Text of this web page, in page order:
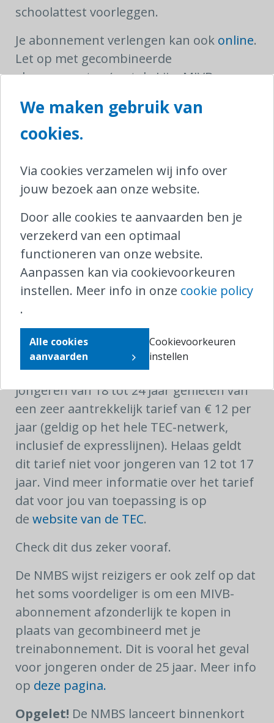
schoolattest voorleggen.
Je abonnement verlengen kan ook online.
Let op met gecombineerde
abonnementen (met de Lijn, MIVB en
voor de gewenste aanvangsdatum
vernieuwd worden. Een NMBS-
Multi moet je online ten laatste 10 dagen
op voorhand verlengen.
Een gecombineerd abonnement is echter
niet altijd de voordeligste oplossing. Zo
komen sommige Vlaamse gemeenten
tussen in de kost van een
busabonnement voor hun inwoners
biedt De Lijn ook nogandere
kortingenaan.
Bij de vervoersmaatschappij TEC kunnen
jongeren van 18 tot 24 jaar genieten van
een zeer aantrekkelijk tarief van € 12 per
jaar (geldig op het hele TEC-netwerk,
inclusief de expresslijnen). Helaas geldt
dit tarief niet voor jongeren van 12 tot 17
jaar. Vind meer informatie over het tarief
dat voor jou van toepassing is op
de website van de TEC.
Check dit dus zeker vooraf.
De NMBS wijst reizigers er ook zelf op dat
het soms voordeliger is om een MIVB-
abonnement afzonderlijk te kopen in
plaats van gecombineerd met je
treinabonnement. Dit is vooral het geval
voor jongeren onder de 25 jaar. Meer info
op deze pagina.
Opgelet! De NMBS lanceert binnenkort
We maken gebruik van
cookies.
Via cookies verzamelen wij info over
jouw bezoek aan onze website.
Door alle cookies te aanvaarden ben je
verzekerd van een optimaal
functioneren van onze website.
Aanpassen kan via cookievoorkeuren
instellen. Meer info in onze cookie policy
.
Alle cookies
aanvaarden
Cookievoorkeuren
instellen